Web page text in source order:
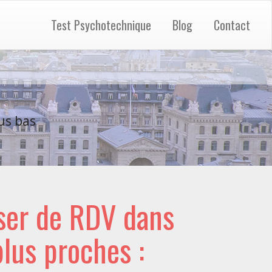
Test Psychotechnique Blog Contact
bas
de RDV dans
proches :